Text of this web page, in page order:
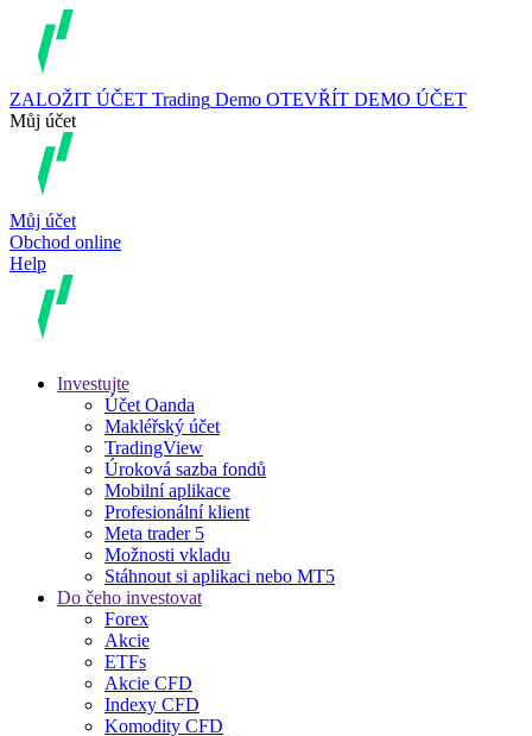
ZALOŽIT ÚČET Trading Demo OTEVŘÍT DEMO ÚČET
Můj účet
Můj účet
Obchod online
Help
Investujte
Účet Oanda
Makléřský účet
TradingView
Úroková sazba fondů
Mobilní aplikace
Profesionální klient
Meta trader 5
Možnosti vkladu
Stáhnout si aplikaci nebo MT5
Do čeho investovat
Forex
Akcie
ETFs
Akcie CFD
Indexy CFD
Komodity CFD